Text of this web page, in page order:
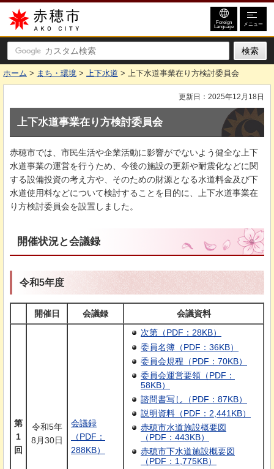
赤穂市
Foreign
Language メニュー
ホーム > まち・環境 > 上下水道 > 上下水道事業在り方検討委員会
更新日：2025年12月18日
上下水道事業在り方検討委員会
赤穂市では、市民生活や企業活動に影響がでないよう健全な上下
水道事業の運営を行うため、今後の施設の更新や耐震化などに関
する設備投資の考え方や、そのための財源となる水道料金及び下
水道使用料などについて検討することを目的に、上下水道事業在
り方検討委員会を設置しました。
開催状況と会議録
令和5年度
開催日 会議録 会議資料
第
1
回
令和5年
8月30日
会議録
（PDF：
288KB）
次第（PDF：28KB）
委員名簿（PDF：36KB）
委員会規程（PDF：70KB）
委員会運営要領（PDF：
58KB）
諮問書写し（PDF：87KB）
説明資料（PDF：2,441KB）
赤穂市水道施設概要図
（PDF：443KB）
赤穂市下水道施設概要図
（PDF：1,775KB）